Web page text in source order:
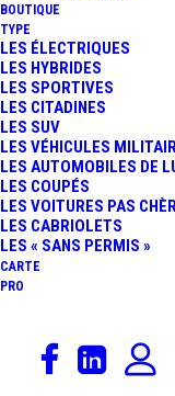
BOUTIQUE
TYPE
LES ÉLECTRIQUES
LES HYBRIDES
LES SPORTIVES
LES CITADINES
LES SUV
LES VÉHICULES
LES AUTOMOBILES DE
LES COUPÉS
LES VOITURES PAS
LES CABRIOLETS
LES « SANS PERMIS »
CARTE
PRO
Ce lundi 10
stations-